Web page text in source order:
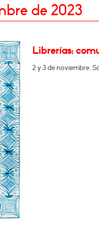
de 2023
Librerías:
2 y 3 de noviembre.